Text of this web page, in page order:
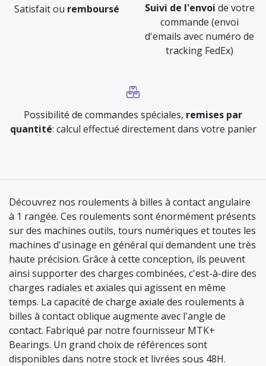
Satisfait ou remboursé Suivi de l'envoi de votre
commande (envoi
d'emails avec numéro de
tracking FedEx)
Possibilité de commandes spéciales, remises par
quantité: calcul effectué directement dans votre panier
Découvrez nos roulements à billes à contact angulaire
à 1 rangée. Ces roulements sont énormément présents
sur des machines outils, tours numériques et toutes les
machines d'usinage en général qui demandent une très
haute précision. Grâce à cette conception, ils peuvent
ainsi supporter des charges combinées, c'est-à-dire des
charges radiales et axiales qui agissent en même
temps. La capacité de charge axiale des roulements à
billes à contact oblique augmente avec l'angle de
contact. Fabriqué par notre fournisseur MTK+
Bearings. Un grand choix de références sont
disponibles dans notre stock et livrées sous 48H.